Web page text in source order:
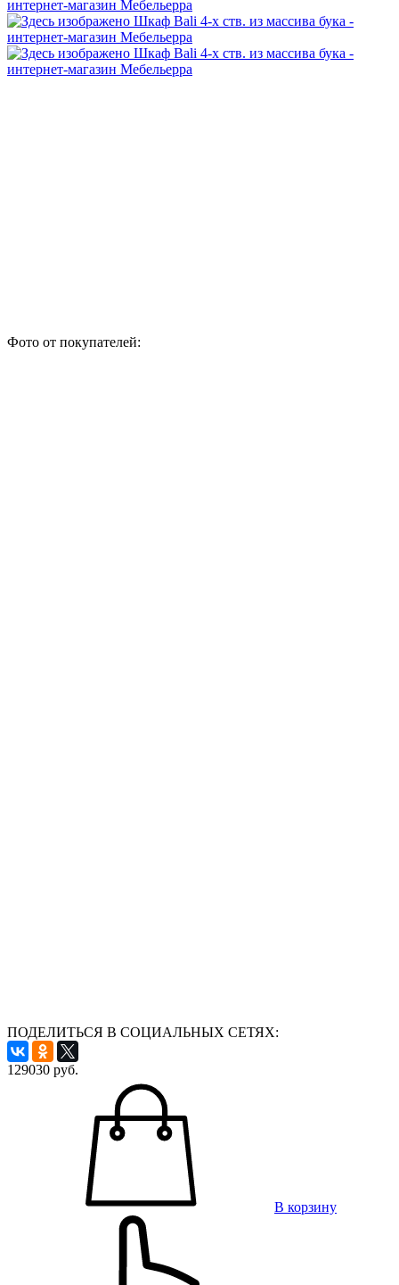
Фото от покупателей:
ПОДЕЛИТЬСЯ В СОЦИАЛЬНЫХ СЕТЯХ:
129030 руб.
В корзину